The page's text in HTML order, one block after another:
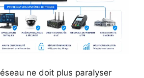
ne doit plus paralyser